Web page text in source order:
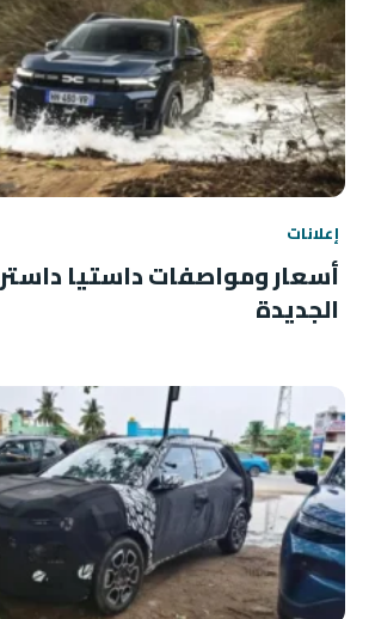
إعلانات
أسعار ومواصفات داستيا
الجديدة